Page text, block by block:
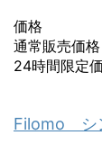
価格
通常販売価
24時間限定
Filomo シ